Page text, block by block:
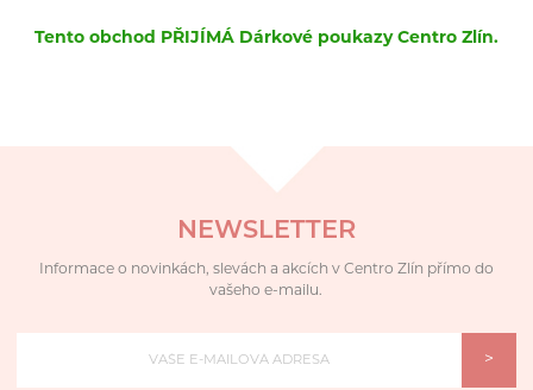
Tento obchod PŘIJÍMÁ Dárkové poukazy Centro Zlín.
NEWSLETTER
Informace o novinkách, slevách a akcích v Centro Zlín přímo do
vašeho e-mailu.
>